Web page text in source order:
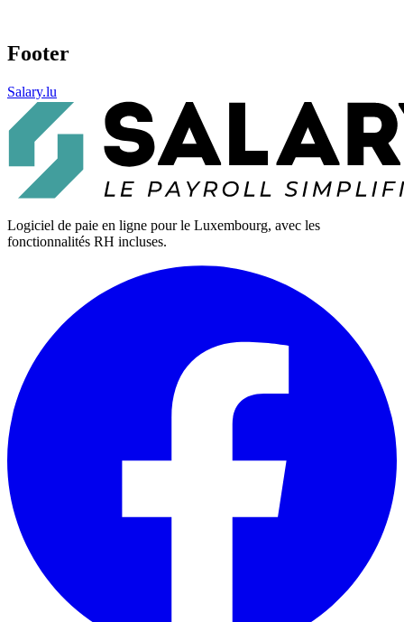
Footer
Salary.lu
Logiciel de paie en ligne pour le Luxembourg, avec les
fonctionnalités RH incluses.